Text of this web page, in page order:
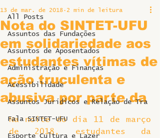
All Posts
Assuntos das Fundações
Assuntos de Aposentados
Administração e Finanças
Acessibilidade
Assuntos Jurídicos e Relação de Tra
Fala SINTET-UFU
Esporte Cultura e Lazer
Nota do SINTET-UFU
em solidariedade aos
estudantes vítimas de
ação truculenta e
abusiva por parte da
13 de mar. de 2018 2 min de leitura
Na noite do dia 11 de março
de 2018, estudantes da